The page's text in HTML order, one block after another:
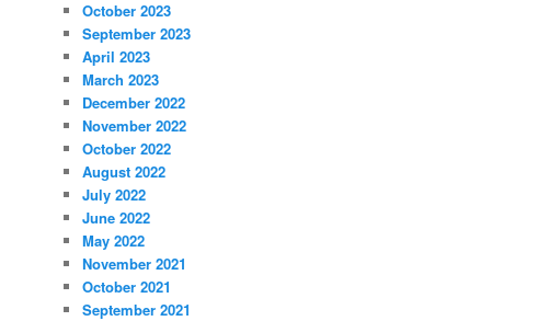
October 2023
September 2023
April 2023
March 2023
December 2022
November 2022
October 2022
August 2022
July 2022
June 2022
May 2022
November 2021
October 2021
September 2021